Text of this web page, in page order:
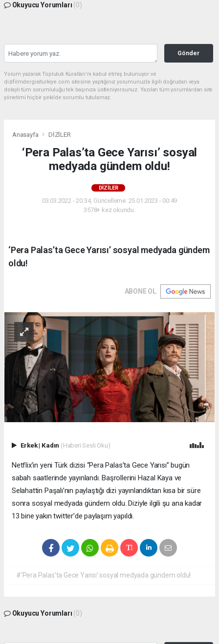
Okuyucu Yorumları (0)
Gönder
Yorum yazarak Topluluk Kuralları’nı kabul etmiş bulunuyor ve
dizifilmdergisiturkiye.com sitesine yaptığınız yorumunuzla ilgili doğrudan veya
dolaylı tüm sorumluluğu tek başınıza üstleniyorsunuz. Yazılan tüm yorumlardan site
yönetimi hiçbir şekilde sorumlu tutulamaz.
Anasayfa DİZİLER
‘Pera Palas’ta Gece Yarısı’ sosyal
medyada gündem oldu!
DİZİLER
03.03.2022 - 20:34, Güncelleme: 25.01.2023 - 00:49
3578+ kez okundu.
‘Pera Palas’ta Gece Yarısı’ sosyal medyada gündem
oldu!
ABONE OL
Erkek| Kadın (Haberi Sesli Oku)
Netflix’in yeni Türk dizisi “Pera Palas’ta Gece Yarısı” bugün
sabah saatlerinde yayınlandı. Başrollerini Hazal Kaya ve
Selahattin Paşalı’nın paylaştığı dizi yayınlandıktan kısa bir süre
sonra sosyal medyada gündem oldu. Diziyle ilgili şu ana kadar
13 bine yakın twitter’de paylaşım yapıldı.
#‘Pera Palas’ta Gece Yarısı’ sosyal medyada gündem oldu!
Okuyucu Yorumları (0)